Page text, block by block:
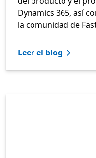
Dynamics 365, así
la comunidad de
Leer el blog